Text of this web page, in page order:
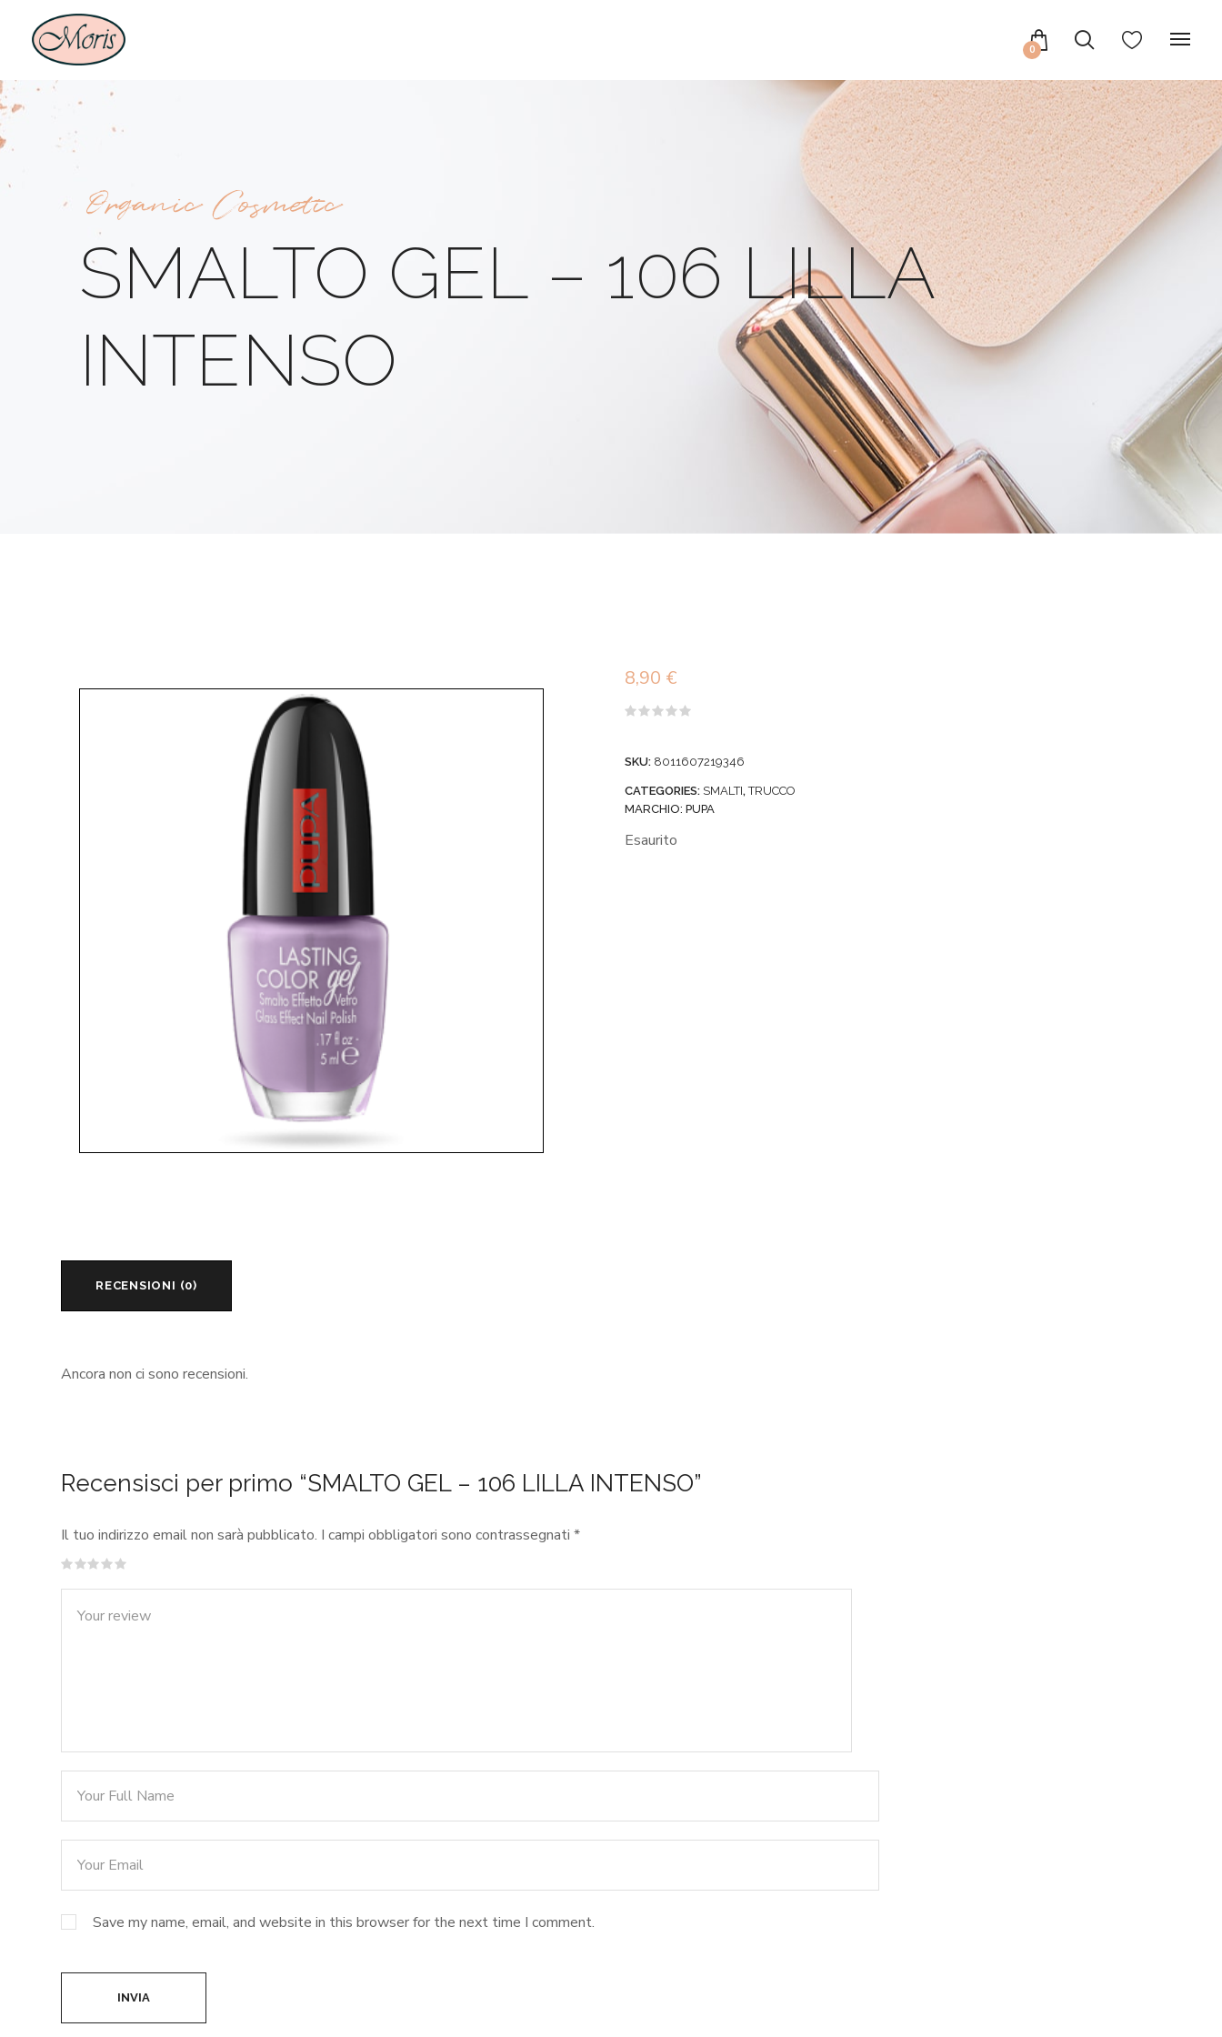
0
Organic Cosmetic
SMALTO GEL – 106 LILLA
INTENSO
8,90 €
5
SKU: 8011607219346
CATEGORIES: SMALTI,TRUCCO
MARCHIO: PUPA
Esaurito
RECENSIONI (0)
Ancora non ci sono recensioni.
Recensisci per primo “SMALTO GEL – 106 LILLA INTENSO”
Il tuo indirizzo email non sarà pubblicato. I campi obbligatori sono contrassegnati *
Save my name, email, and website in this browser for the next time I comment.
INVIA